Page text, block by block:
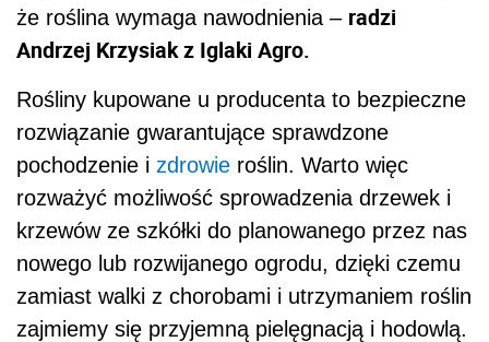
że roślina wymaga nawodnienia – radzi
Andrzej Krzysiak z Iglaki Agro.
Rośliny kupowane u producenta to bezpieczne
rozwiązanie gwarantujące sprawdzone
pochodzenie i zdrowie roślin. Warto więc
rozważyć możliwość sprowadzenia drzewek i
krzewów ze szkółki do planowanego przez nas
nowego lub rozwijanego ogrodu, dzięki czemu
zamiast walki z chorobami i utrzymaniem roślin
zajmiemy się przyjemną pielęgnacją i hodowlą.